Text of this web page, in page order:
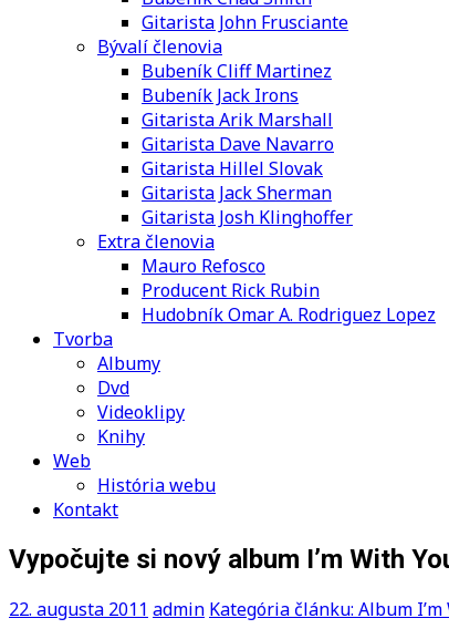
Gitarista John Frusciante
Bývalí členovia
Bubeník Cliff Martinez
Bubeník Jack Irons
Gitarista Arik Marshall
Gitarista Dave Navarro
Gitarista Hillel Slovak
Gitarista Jack Sherman
Gitarista Josh Klinghoffer
Extra členovia
Mauro Refosco
Producent Rick Rubin
Hudobník Omar A. Rodriguez Lopez
Tvorba
Albumy
Dvd
Videoklipy
Knihy
Web
História webu
Kontakt
Vypočujte si nový album I’m With
22. augusta 2011 admin Kategória článku: Album I’m